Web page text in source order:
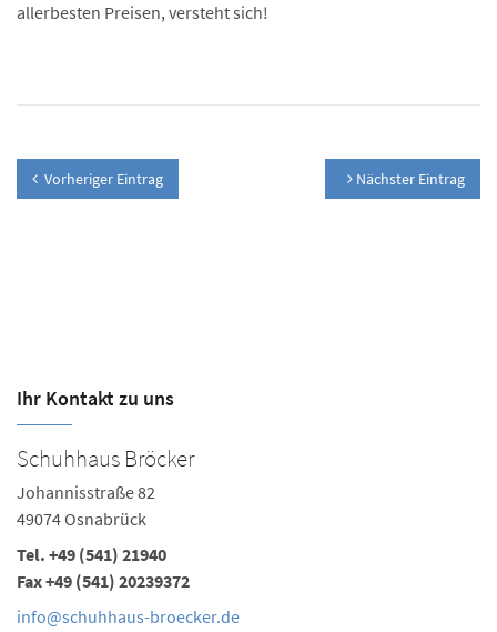
allerbesten Preisen, versteht sich!
Vorheriger Eintrag Nächster Eintrag
Ihr Kontakt zu uns
Schuhhaus Bröcker
Johannisstraße 82
49074 Osnabrück
Tel. +49 (541) 21940
Fax +49 (541) 20239372
info@schuhhaus-broecker.de